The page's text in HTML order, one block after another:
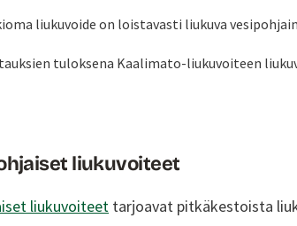
liukuvoide on loistavasti liukuva
tuloksena Kaalimato-liukuvoiteen
liukuvoiteet
liukuvoiteet tarjoavat pitkäkestoista